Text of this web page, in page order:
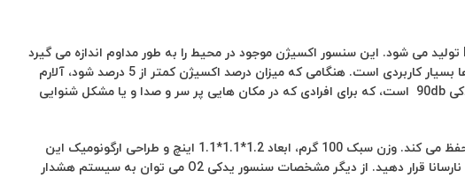
می باشد، که توسط برند معتبر bw تولید می شود. این سنسور اکسیژن موجود در محیط را به طور مداوم اندازه می گیرد
تا امنیت افراد کاملا حفظ شود. این محصول در مکان هایی که سنجش و اندازگیری فشار اکسیژن بسیار مهم است، مانند معادن و تونل ها بسیار کاربردی است. هنگامی که میزان درصد اکسیژن کمتر از 5 درصد شود، آلارم
هشدار فعال و کاربر را آگاه می کند. سنسور یدکی O2 در دمای 22_42 فارنهایت بهترین کارایی و عملکرد را دارد. سطح صوت این سنسور یدکی 90db است، که برای افرادی که در مکان هایی پر سر و صدا و یا مشکل شنوایی
جنس این ابزار ایمنی از سلول های الکترو شیمیایی است، که در برابر انواع شرایط شغلی و محیطی بسیار دشوار مقاومت و کارایی خود را حفظ می کند. وزن سبک 100 گرم، ابعاد 1.2*1.1*1.1 اینچ و طراحی ارگونومیک این
محصول سبب راحتی و عدم خستگی کاربر را حین فعالیت فراهم می کند. توجه داشته باشید که هنگام تعویض، PCB را بر روی یک سطح نارسانا قرار دهید. از دیگر مشخصات سنسور یدکی O2 می توان به سیستم هشدار